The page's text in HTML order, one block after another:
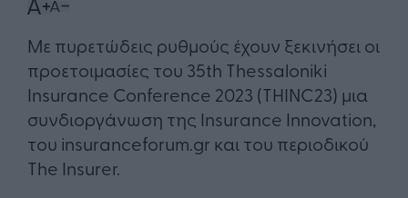
Με πυρετώδεις ρυθμούς έχουν ξεκινήσει οι
προετοιμασίες του 35th Thessaloniki
Insurance Conference 2023 (THINC23) μια
συνδιοργάνωση της Insurance Innovation,
του insuranceforum.gr και του περιοδικού
The Insurer.